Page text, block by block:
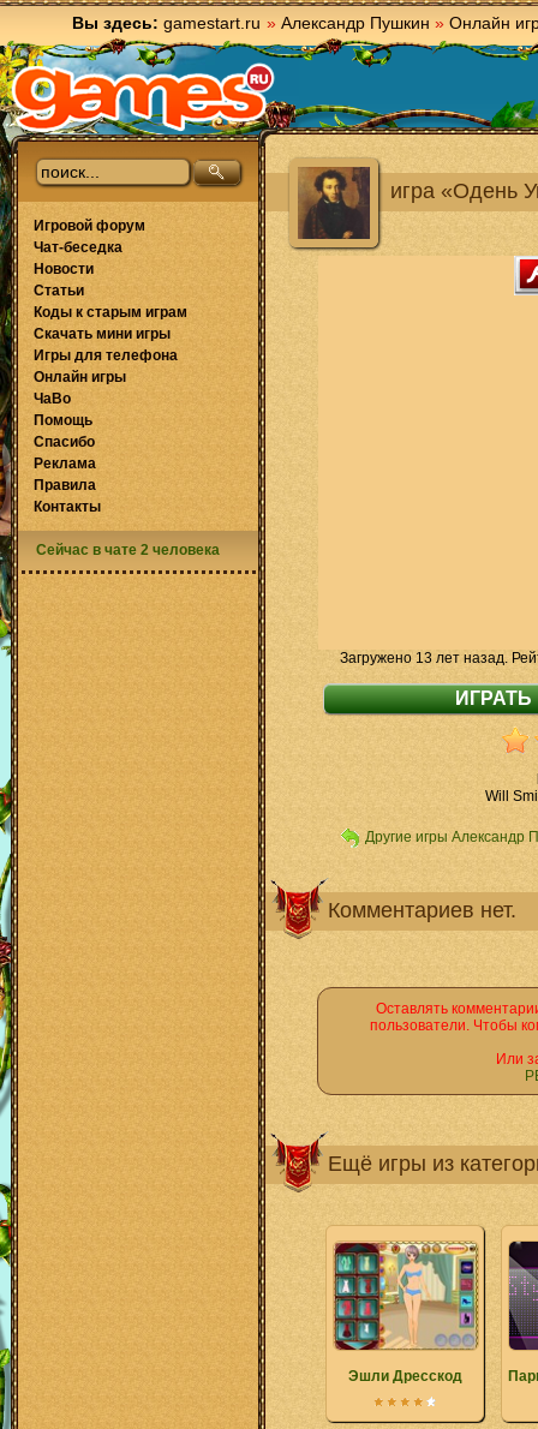
Вы здесь: gamestart.ru » Александр Пушкин » Онлайн
игра «Одень
Загружено 13 лет назад.
Will
Другие игры Александр
Комментариев нет.
Оставлять
пользователи. Чтобы
Или
Ещё игры из
Эшли Дресскод
Игровой форум
Чат-беседка
Новости
Статьи
Коды к старым играм
Скачать мини игры
Игры для телефона
Онлайн игры
ЧаВо
Помощь
Спасибо
Реклама
Правила
Контакты
Сейчас в чате 2 человека